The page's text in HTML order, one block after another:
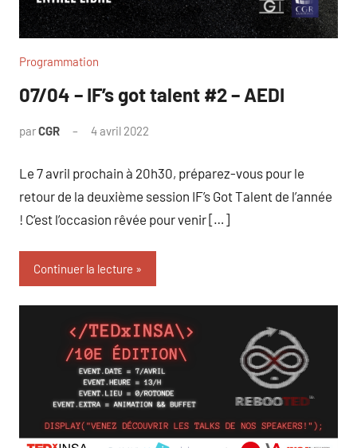
Programmation
07/04 – IF’s got talent #2 – AEDI
parCGR 4 avril 2022
Le 7 avril prochain à 20h30, préparez-vous pour le
retour de la deuxième session IF’s Got Talent de l’année
! C’est l’occasion rêvée pour venir […]
Continuer la lecture